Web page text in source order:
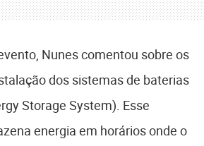
Nunes comentou sobre os
dos sistemas de baterias
Storage System). Esse
energia em horários onde o